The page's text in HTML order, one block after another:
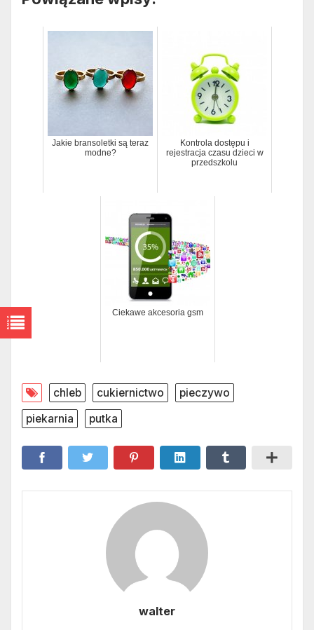
Jakie bransoletki są teraz
modne?
Kontrola dostępu i
rejestracja czasu dzieci w
przedszkolu
Ciekawe akcesoria gsm
chleb cukiernictwo
pieczywo
piekarnia
putka
walter